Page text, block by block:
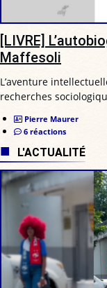
[LIVRE]
Maffesoli
L’aventure
recherches
Pierre Maurer
6 réactions
L'ACTUALITÉ